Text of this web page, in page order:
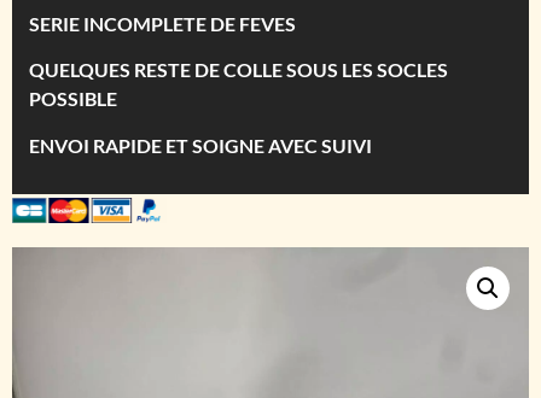
SERIE INCOMPLETE DE FEVES
QUELQUES RESTE DE COLLE SOUS LES SOCLES
POSSIBLE
ENVOI RAPIDE ET SOIGNE AVEC SUIVI